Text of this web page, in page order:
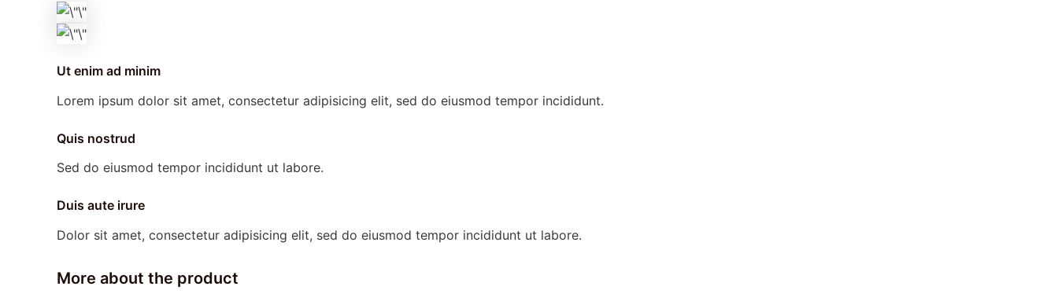
Ut enim ad minim
Lorem ipsum dolor sit amet, consectetur adipisicing elit, sed do eiusmod tempor incididunt.
Quis nostrud
Sed do eiusmod tempor incididunt ut labore.
Duis aute irure
Dolor sit amet, consectetur adipisicing elit, sed do eiusmod tempor incididunt ut labore.
More about the product